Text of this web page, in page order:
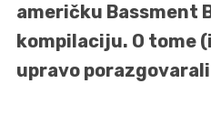
američku Bassment
kompilaciju. O tome
upravo